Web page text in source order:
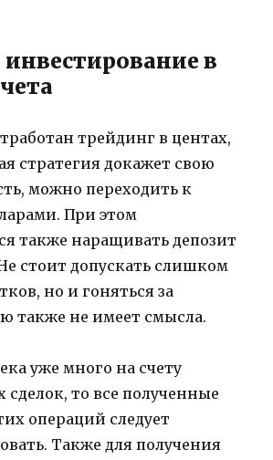
инвестирование в
трейдинг в центах,
стратегия докажет свою
можно переходить к
При этом
также наращивать депозит
стоит допускать слишком
но и гоняться за
также не имеет смысла.
уже много на счету
то все полученные
операций следует
Также для получения